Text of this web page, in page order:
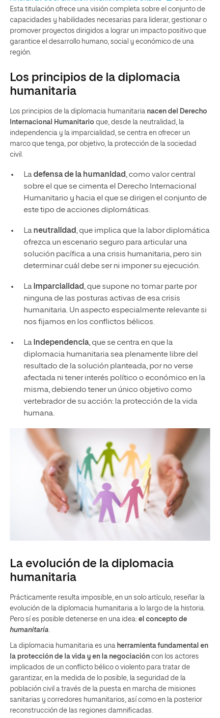
Esta titulación ofrece una visión completa sobre el conjunto de
capacidades y habilidades necesarias para liderar, gestionar o
promover proyectos dirigidos a lograr un impacto positivo que
garantice el desarrollo humano, social y económico de una
región.
Los principios de la diplomacia
humanitaria
Los principios de la diplomacia humanitaria nacen del Derecho
Internacional Humanitario que, desde la neutralidad, la
independencia y la imparcialidad, se centra en ofrecer un
marco que tenga, por objetivo, la protección de la sociedad
civil.
Ladefensa de la humanidad, como valor central
sobre el que se cimenta el Derecho Internacional
Humanitario y hacia el que se dirigen el conjunto de
este tipo de acciones diplomáticas.
La neutralidad, que implica que la labor diplomática
ofrezca un escenario seguro para articular una
solución pacífica a una crisis humanitaria, pero sin
determinar cuál debe ser ni imponer su ejecución.
La imparcialidad, que supone no tomar parte por
ninguna de las posturas activas de esa crisis
humanitaria. Un aspecto especialmente relevante si
nos fijamos en los conflictos bélicos.
La independencia, que se centra en que la
diplomacia humanitaria sea plenamente libre del
resultado de la solución planteada, por no verse
afectada ni tener interés político o económico en la
misma, debiendo tener un único objetivo como
vertebrador de su acción: la protección de la vida
humana.
La evolución de la diplomacia
humanitaria
Prácticamente resulta imposible, en un solo artículo, reseñar la
evolución de la diplomacia humanitaria a lo largo de la historia.
Pero sí es posible detenerse en una idea: el concepto de
humanitaria.
La diplomacia humanitaria es una herramienta fundamental en
la protección de la vida y en la negociación con los actores
implicados de un conflicto bélico o violento para tratar de
garantizar, en la medida de lo posible, la seguridad de la
población civil a través de la puesta en marcha de misiones
sanitarias y corredores humanitarios, así como en la posterior
reconstrucción de las regiones damnificadas.